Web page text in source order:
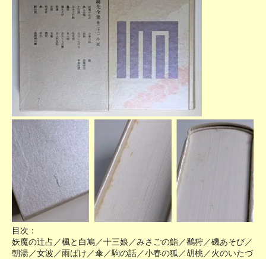
目次：
妖魔の辻占／楓と白鳩／十三娘／みさごの鮨／鷭狩／磯あそび／
朝湯／女波／雨ばけ／傘／駒の話／小春の狐／胡桃／火のいたづ